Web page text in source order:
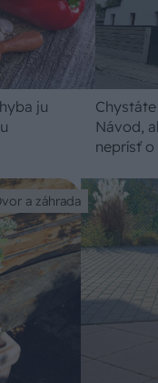
ju
Návod,
neprísť
a záhrada